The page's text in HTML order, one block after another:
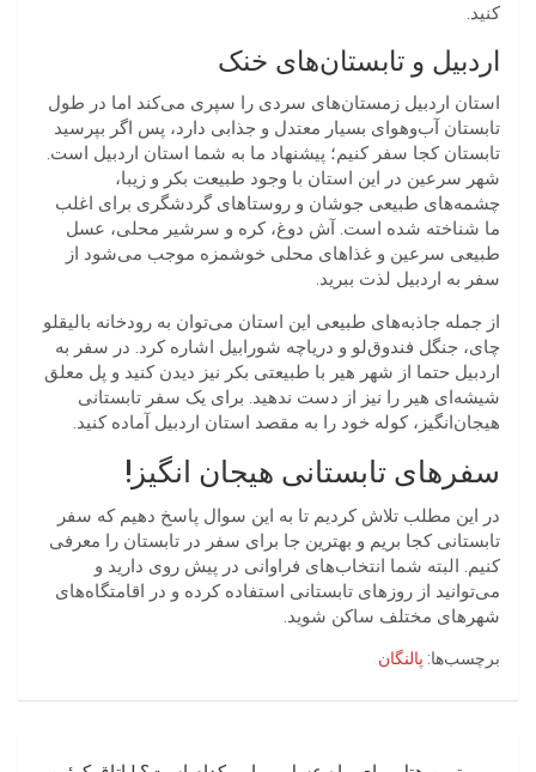
کنید.
اردبیل و تابستان‌های خنک
استان اردبیل زمستان‌های سردی را سپری می‌کند اما در طول
تابستان آب‌وهوای بسیار معتدل و جذابی دارد، پس اگر بپرسید
تابستان کجا سفر کنیم؛ پیشنهاد ما به شما استان اردبیل است.
شهر سرعین در این استان با وجود طبیعت بکر و زیبا،
چشمه‌های طبیعی جوشان و روستاهای گردشگری برای اغلب
ما شناخته شده است. آش دوغ، کره و سرشیر محلی، عسل
طبیعی سرعین و غذاهای محلی خوشمزه موجب می‌شود از
سفر به اردبیل لذت ببرید.
از جمله جاذبه‌های طبیعی این استان می‌توان به رودخانه بالیقلو
چای، جنگل فندوق‌لو و دریاچه شورابیل اشاره کرد. در سفر به
اردبیل حتما از شهر هیر با طبیعتی بکر نیز دیدن کنید و پل معلق
شیشه‌ای هیر را نیز از دست ندهید. برای یک سفر تابستانی
هیجان‌انگیز، کوله خود را به مقصد استان اردبیل آماده کنید.
سفرهای تابستانی هیجان انگیز!
در این مطلب تلاش کردیم تا به این سوال پاسخ دهیم که سفر
تابستانی کجا بریم و بهترین جا برای سفر در تابستان را معرفی
کنیم. البته شما انتخاب‌های فراوانی در پیش روی دارید و
می‌توانید از روزهای تابستانی استفاده کرده و در اقامتگاه‌های
شهرهای مختلف ساکن شوید.
برچسب‌ها: پالنگان